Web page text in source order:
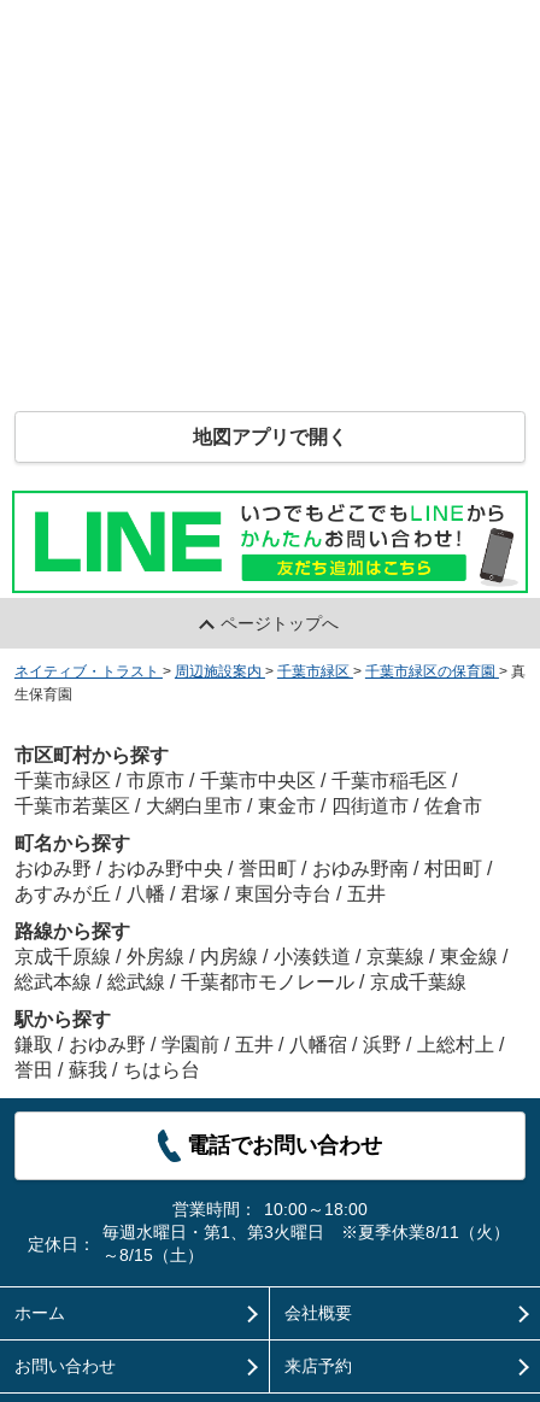
地図アプリで開く
ページトップへ
ネイティブ・トラスト > 周辺施設案内 > 千葉市緑区 > 千葉市緑区の保育園 > 真
生保育園
市区町村から探す
千葉市緑区 / 市原市 / 千葉市中央区 / 千葉市稲毛区 /
千葉市若葉区 / 大網白里市 / 東金市 / 四街道市 / 佐倉市
町名から探す
おゆみ野 / おゆみ野中央 / 誉田町 / おゆみ野南 / 村田町 /
あすみが丘 / 八幡 / 君塚 / 東国分寺台 / 五井
路線から探す
京成千原線 / 外房線 / 内房線 / 小湊鉄道 / 京葉線 / 東金線 /
総武本線 / 総武線 / 千葉都市モノレール / 京成千葉線
駅から探す
鎌取 / おゆみ野 / 学園前 / 五井 / 八幡宿 / 浜野 / 上総村上 /
誉田 / 蘇我 / ちはら台
電話でお問い合わせ
営業時間：
10:00～18:00
定休日：
毎週水曜日・第1、第3火曜日 ※夏季休業8/11（火）
～8/15（土）
ホーム 会社概要
お問い合わせ 来店予約